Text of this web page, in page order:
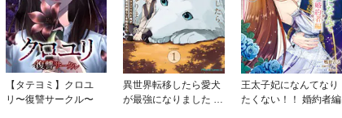
【タテヨミ】クロユ
リ〜復讐サークル〜
異世界転移したら愛犬
が最強になりました ～
王太子妃になんてなり
たくない！！ 婚約者編